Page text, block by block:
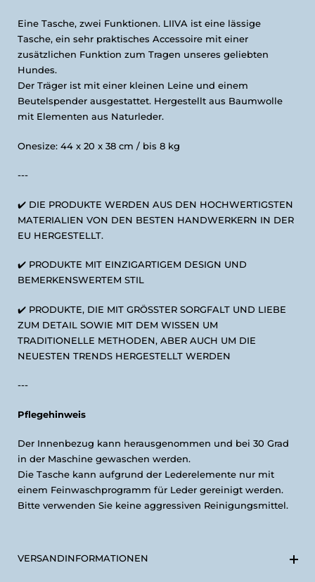
Eine Tasche, zwei Funktionen. LIIVA ist eine lässige
Tasche, ein sehr praktisches Accessoire mit einer
zusätzlichen Funktion zum Tragen unseres geliebten
Hundes.
Der Träger ist mit einer kleinen Leine und einem
Beutelspender ausgestattet. Hergestellt aus Baumwolle
mit Elementen aus Naturleder.
Onesize: 44 x 20 x 38 cm / bis 8 kg
---
✔️ DIE PRODUKTE WERDEN AUS DEN HOCHWERTIGSTEN
MATERIALIEN VON DEN BESTEN HANDWERKERN IN DER
EU HERGESTELLT.
✔️ PRODUKTE MIT EINZIGARTIGEM DESIGN UND
BEMERKENSWERTEM STIL
✔️ PRODUKTE, DIE MIT GRÖSSTER SORGFALT UND LIEBE
ZUM DETAIL SOWIE MIT DEM WISSEN UM
TRADITIONELLE METHODEN, ABER AUCH UM DIE
NEUESTEN TRENDS HERGESTELLT WERDEN
---
Pflegehinweis
Der Innenbezug kann herausgenommen und bei 30 Grad
in der Maschine gewaschen werden.
Die Tasche kann aufgrund der Lederelemente nur mit
einem Feinwaschprogramm für Leder gereinigt werden.
Bitte verwenden Sie keine aggressiven Reinigungsmittel.
VERSANDINFORMATIONEN